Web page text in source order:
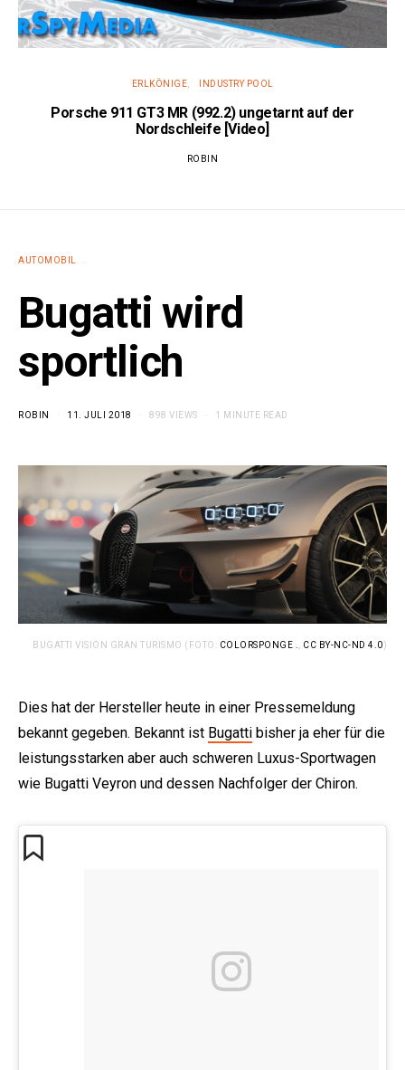
ERLKÖNIGE INDUSTRY POOL
Porsche 911 GT3 MR (992.2) ungetarnt auf der
Nordschleife [Video]
ROBIN
AUTOMOBIL
Bugatti wird
sportlich
ROBIN 11. JULI 2018 898 VIEWS 1 MINUTE READ
BUGATTI VISION GRAN TURISMO (FOTO: COLORSPONGE . CC BY-NC-ND 4.0)
Dies hat der Hersteller heute in einer Pressemeldung
bekannt gegeben. Bekannt ist Bugatti bisher ja eher für die
leistungsstarken aber auch schweren Luxus-Sportwagen
wie Bugatti Veyron und dessen Nachfolger der Chiron.